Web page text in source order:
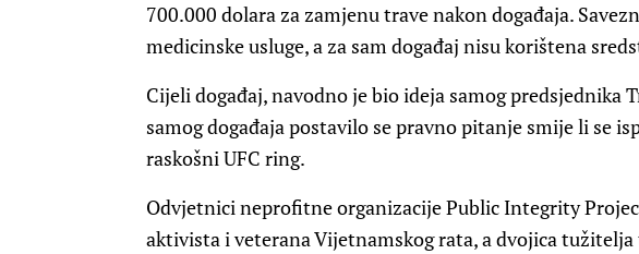
700.000 dolara za zamjenu trave nakon događaja.
medicinske usluge, a za sam događaj nisu korištena
Cijeli događaj, navodno je bio ideja samog predsjednika
samog događaja postavilo se pravno pitanje smije li se
raskošni UFC ring.
Odvjetnici neprofitne organizacije Public Integrity
aktivista i veterana Vijetnamskog rata, a dvojica